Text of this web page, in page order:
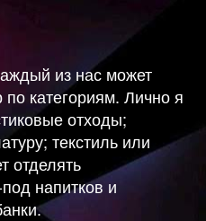
из нас может
по категориям. Лично я
отходы;
текстиль или
отделять
напитков и